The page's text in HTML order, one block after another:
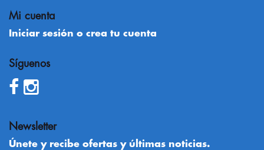
Mi cuenta
Iniciar sesión o crea tu cuenta
Síguenos
Newsletter
Únete y recibe ofertas y últimas noticias.